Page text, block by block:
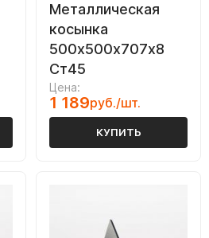
Металлическая
косынка
500х500х707х8
Ст45
Цена:
1 189руб./шт.
КУПИТЬ